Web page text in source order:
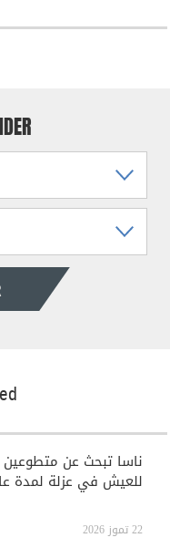
ناسا تبحث عن متطوعين
للعيش في عزلة لمدة
22 تموز 2026